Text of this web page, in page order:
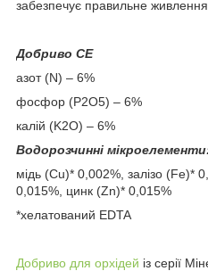
забезпечує правильне живлення
Добриво CE
азот (N) – 6%
фосфор (P2O5) – 6%
калій (K2O) – 6%
Водорозчинні
мідь (Cu)* 0,002%, залізо (Fe)*
0,015%, цинк (Zn)* 0,015%
*хелатований EDTA
Добриво для орхідей із серії